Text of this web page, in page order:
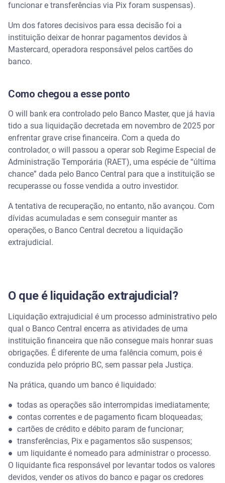
Posso ser negativado se não pagar a fatura do will
bank?
O que fazer para evitar problemas
Entenda como funciona o FGC
Perguntas frequentes sobre a liquidação do will
bank
Posso recuperar meu dinheiro do will bank?
O Pix do will bank deixa de funcionar
automaticamente?
Preciso cancelar minha chave Pix manualmente?
Posso usar outro banco enquanto isso?
Ainda preciso pagar a fatura do cartão do will
bank?
O que fazer com o dinheiro parado no will bank?
funcionar e transferências via Pix foram suspensas).
Um dos fatores decisivos para essa decisão foi a
instituição deixar de honrar pagamentos devidos à
Mastercard, operadora responsável pelos cartões do
banco.
Como chegou a esse ponto
O will bank era controlado pelo Banco Master, que já havia
tido a sua liquidação decretada em novembro de 2025 por
enfrentar grave crise financeira. Com a queda do
controlador, o will passou a operar sob Regime Especial de
Administração Temporária (RAET), uma espécie de “última
chance” dada pelo Banco Central para que a instituição se
recuperasse ou fosse vendida a outro investidor.
A tentativa de recuperação, no entanto, não avançou. Com
dívidas acumuladas e sem conseguir manter as
operações, o Banco Central decretou a liquidação
extrajudicial.
O que é liquidação extrajudicial?
Liquidação extrajudicial é um processo administrativo pelo
qual o Banco Central encerra as atividades de uma
instituição financeira que não consegue mais honrar suas
obrigações. É diferente de uma falência comum, pois é
conduzida pelo próprio BC, sem passar pela Justiça.
Na prática, quando um banco é liquidado:
● todas as operações são interrompidas imediatamente;
● contas correntes e de pagamento ficam bloqueadas;
● cartões de crédito e débito param de funcionar;
● transferências, Pix e pagamentos são suspensos;
● um liquidante é nomeado para administrar o processo.
O liquidante fica responsável por levantar todos os valores
devidos, vender os ativos do banco e pagar os credores